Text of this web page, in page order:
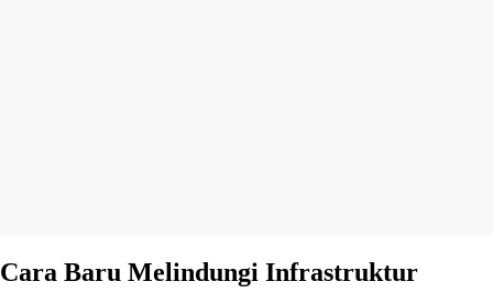
Cara Baru Melindungi Infrastruktur